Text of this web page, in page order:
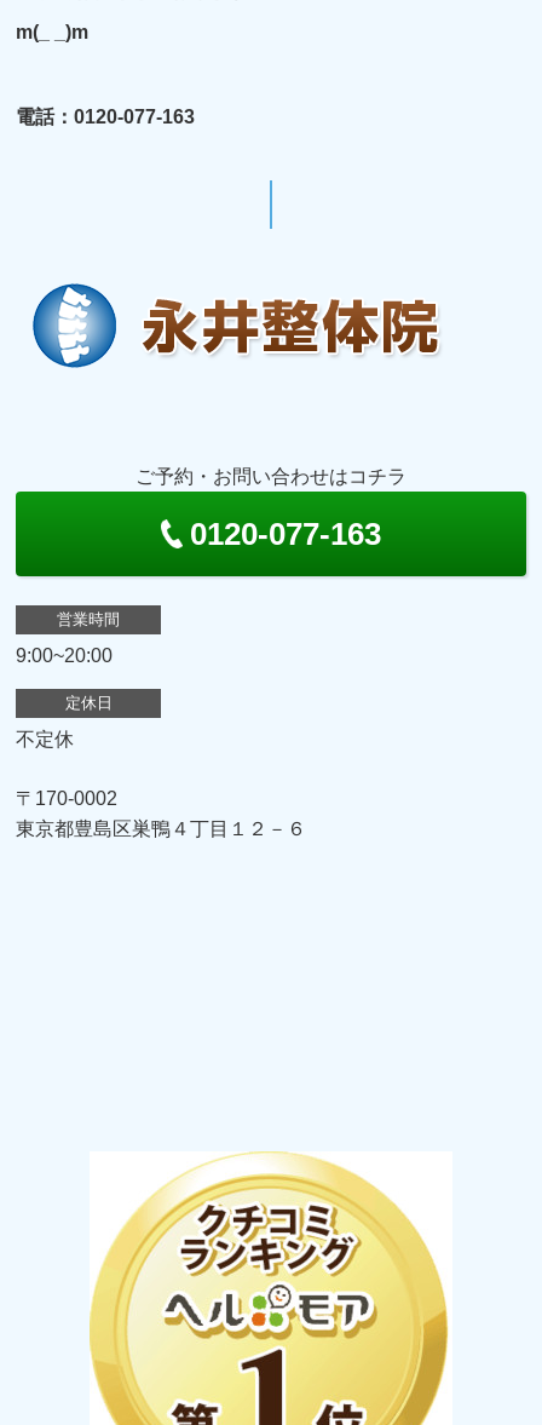
m(_ _)m
電話：0120-077-163
ご予約・お問い合わせはコチラ
0120-077-163
営業時間
9:00~20:00
定休日
不定休
〒170-0002
東京都豊島区巣鴨４丁目１２－６